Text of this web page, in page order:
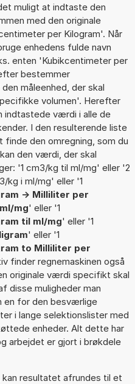
muligt at indtaste den
med den originale
per Kilogram'. Når
enhedens fulde navn
enten 'Kubikcentimeter per
bestemmer
måleenhed, der skal
volumen'. Herefter
indtastede værdi i alle de
I den resulterende liste
den omregning, som du
den værdi, der skal
'1 cm3/kg til ml/mg' eller '2
kg i ml/mg' eller '1
-> Milliliter per
mg' eller '1
til ml/mg' eller '1
' eller '1
to Milliliter per
finder regnemaskinen også
originale værdi specifikt skal
disse muligheder man
en for den besværlige
i lange selektionslister med
enheder. Alt dette har
arbejdet er gjort i brøkdele
resultatet afrundes til et